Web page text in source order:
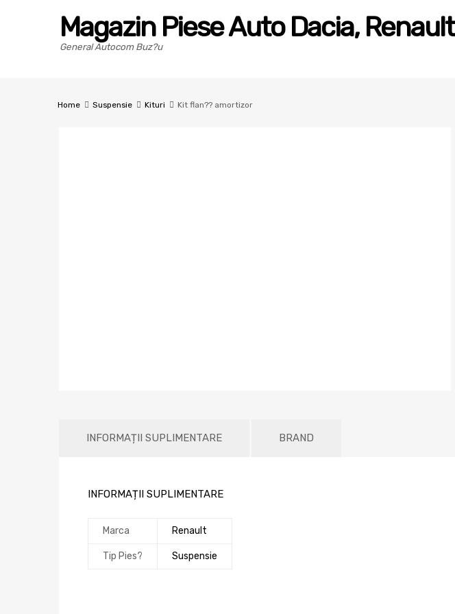
Magazin Piese Auto Dacia, Renault
General Autocom Buz?u
Home Suspensie Kituri Kit flan?? amortizor
INFORMAȚII SUPLIMENTARE BRAND
INFORMAȚII SUPLIMENTARE
Marca Renault
Tip Pies? Suspensie